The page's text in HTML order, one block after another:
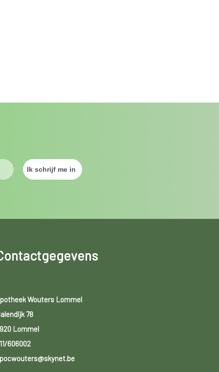
Wouters Lommel
78
Lommel
606002